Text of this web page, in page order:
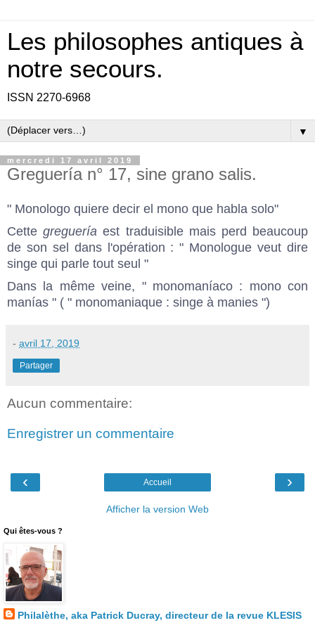
Les philosophes antiques à
notre secours.
ISSN 2270-6968
▼
mercredi 17 avril 2019
Greguería n° 17, sine grano salis.
" Monologo quiere decir el mono que habla solo"
Cettegreguería est traduisible mais perd beaucoup
de son sel dans l'opération : " Monologue veut dire
singe qui parle tout seul "
Dans la même veine, " monomaníaco : mono con
manías " ( " monomaniaque : singe à manies ")
- avril 17, 2019
Partager
Aucun commentaire:
Enregistrer un commentaire
‹ ›
Accueil
Afficher la version Web
Qui êtes-vous ?
Philalèthe, aka Patrick Ducray, directeur de la revue KLESIS